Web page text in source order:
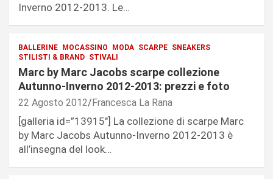
Inverno 2012-2013. Le…
BALLERINE MOCASSINO MODA SCARPE SNEAKERS
STILISTI & BRAND STIVALI
Marc by Marc Jacobs scarpe collezione
Autunno-Inverno 2012-2013: prezzi e foto
22 Agosto 2012 Francesca La Rana
[galleria id=”13915″] La collezione di scarpe Marc
by Marc Jacobs Autunno-Inverno 2012-2013 è
all’insegna del look…